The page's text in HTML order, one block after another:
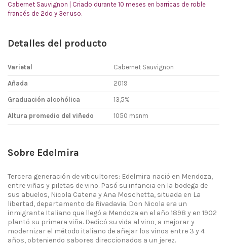
Cabernet Sauvignon | Criado durante 10 meses en barricas de roble
francés de 2do y 3er uso.
Detalles del producto
Varietal Cabernet Sauvignon
Añada 2019
Graduación alcohólica 13,5%
Altura promedio del viñedo 1050 msnm
Sobre Edelmira
Tercera generación de viticultores: Edelmira nació en Mendoza,
entre viñas y piletas de vino. Pasó su infancia en la bodega de
sus abuelos, Nicola Catena y Ana Moschetta, situada en La
libertad, departamento de Rivadavia. Don Nicola era un
inmigrante Italiano que llegó a Mendoza en el año 1898 y en 1902
plantó su primera viña. Dedicó su vida al vino, a mejorar y
modernizar el método italiano de añejar los vinos entre 3 y 4
años, obteniendo sabores direccionados a un jerez.